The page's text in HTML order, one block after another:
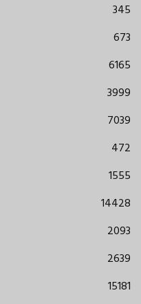
345
673
6165
3999
7039
472
1555
14428
2093
2639
15181